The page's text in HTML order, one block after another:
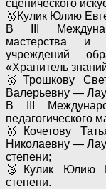
сценического
🥇Кулик Юлию
В III
мастерства и
учреждений
«Хранитель
🥇Трошкову
Валерьевну —
В III
педагогического
🥇Кочетову
Николаевну —
степени;
🥈Кулик Юлию
степени.